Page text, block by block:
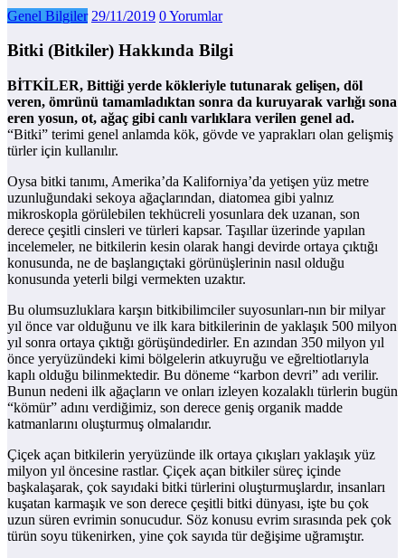
Genel Bilgiler 29/11/2019 0 Yorumlar
Bitki (Bitkiler) Hakkında Bilgi
BİTKİLER, Bittiği yerde kökleriyle tutunarak gelişen, döl
veren, ömrünü tamamladıktan sonra da kuruyarak varlığı sona
eren yosun, ot, ağaç gibi canlı varlıklara verilen genel ad.
“Bitki” terimi genel anlamda kök, gövde ve yaprakları olan gelişmiş
türler için kullanılır.
Oysa bitki tanımı, Amerika’da Kaliforniya’da yetişen yüz metre
uzunluğundaki sekoya ağaçlarından, diatomea gibi yalnız
mikroskopla görülebilen tekhücreli yosunlara dek uzanan, son
derece çeşitli cinsleri ve türleri kapsar. Taşıllar üzerinde yapılan
incelemeler, ne bitkilerin kesin olarak hangi devirde ortaya çıktığı
konusunda, ne de başlangıçtaki görünüşlerinin nasıl olduğu
konusunda yeterli bilgi vermekten uzaktır.
Bu olumsuzluklara karşın bitkibilimciler suyosunları-nın bir milyar
yıl önce var olduğunu ve ilk kara bitkilerinin de yaklaşık 500 milyon
yıl sonra ortaya çıktığı görüşündedirler. En azından 350 milyon yıl
önce yeryüzündeki kimi bölgelerin atkuyruğu ve eğreltiotlarıyla
kaplı olduğu bilinmektedir. Bu döneme “karbon devri” adı verilir.
Bunun nedeni ilk ağaçların ve onları izleyen kozalaklı türlerin bugün
“kömür” adını verdiğimiz, son derece geniş organik madde
katmanlarını oluşturmuş olmalarıdır.
Çiçek açan bitkilerin yeryüzünde ilk ortaya çıkışları yaklaşık yüz
milyon yıl öncesine rastlar. Çiçek açan bitkiler süreç içinde
başkalaşarak, çok sayıdaki bitki türlerini oluşturmuşlardır, insanları
kuşatan karmaşık ve son derece çeşitli bitki dünyası, işte bu çok
uzun süren evrimin sonucudur. Söz konusu evrim sırasında pek çok
türün soyu tükenirken, yine çok sayıda tür değişime uğramıştır.